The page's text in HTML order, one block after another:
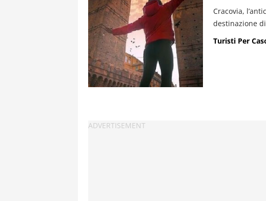
Cracovia,
destinazione
Turisti Per